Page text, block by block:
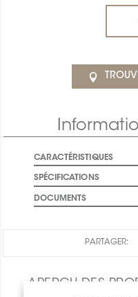
CARACTÉRISTIQUES
SPÉCIFICATIONS
DOCUMENTS
PARTAGER:
APERÇU DES